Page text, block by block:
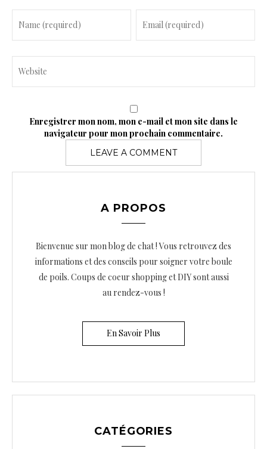
Enregistrer mon nom, mon e-mail et mon site dans le
navigateur pour mon prochain commentaire.
A PROPOS
Bienvenue sur mon blog de chat ! Vous retrouvez des
informations et des conseils pour soigner votre boule
de poils. Coups de coeur shopping et DIY sont aussi
au rendez-vous !
En Savoir Plus
CATÉGORIES